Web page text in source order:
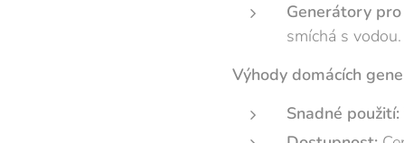
Generátory
smíchá s
Výhody domácích
Snadné použití: